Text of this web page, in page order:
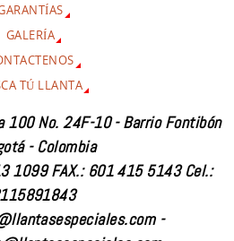
GALERÍA
TÚ LLANTA
100 No. 24F-10 - Barrio Fontibón
- Colombia
1099 FAX.: 601 415 5143 Cel.:
-